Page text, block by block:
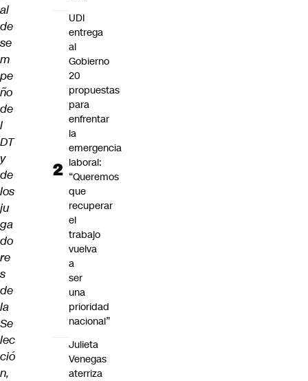
al
de
se
m
pe
ño
de
l
DT
y
de
los
ju
ga
do
re
s
de
la
Se
lec
ció
n,
UDI
entrega
al
Gobierno
20
propuestas
para
enfrentar
la
emergencia
laboral:
“Queremos
que
recuperar
el
trabajo
vuelva
a
ser
una
prioridad
nacional”
Julieta
Venegas
aterriza